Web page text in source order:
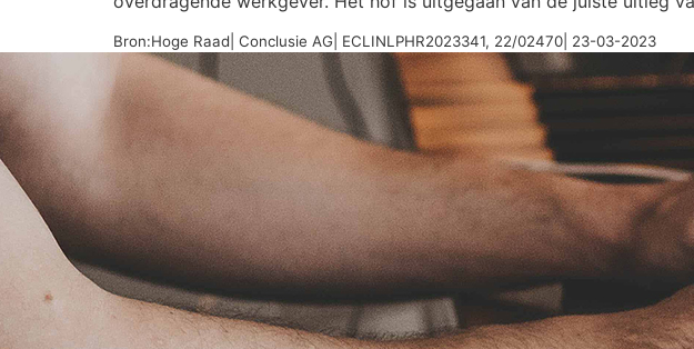
Bron:Hoge Raad| Conclusie AG| ECLINLPHR2023341, 22/02470| 23-03-2023